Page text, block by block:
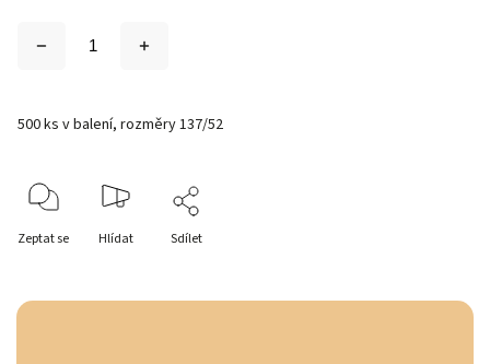
500 ks v balení, rozměry 137/52
Zeptat se Hlídat Sdílet